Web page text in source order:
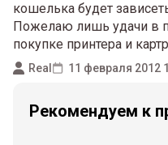
кошелька будет
Пожелаю лишь удачи в
покупке принтера и
Real 11 февраля 2012
Рекомендуем к